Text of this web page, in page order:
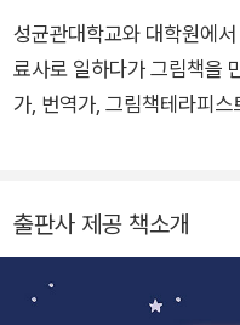
성균관대학교와 대학원에
료사로 일하다가 그림책을
가, 번역가, 그림책테라피
에 글을 썼고 《정답이 있어야
해》 등 여러 그림책을 우리
출판사 제공 책소개